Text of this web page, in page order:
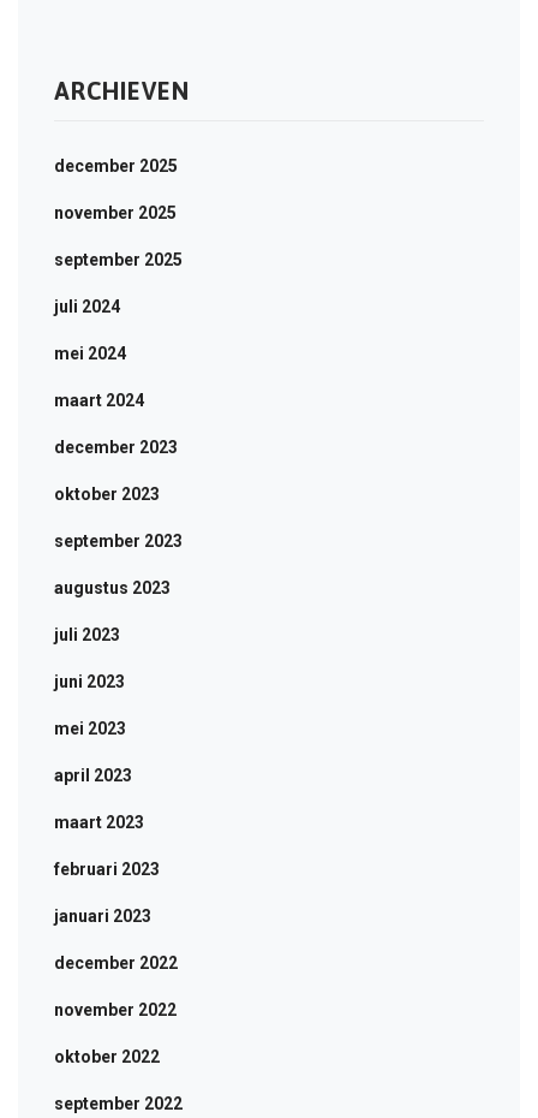
ARCHIEVEN
december 2025
november 2025
september 2025
juli 2024
mei 2024
maart 2024
december 2023
oktober 2023
september 2023
augustus 2023
juli 2023
juni 2023
mei 2023
april 2023
maart 2023
februari 2023
januari 2023
december 2022
november 2022
oktober 2022
september 2022